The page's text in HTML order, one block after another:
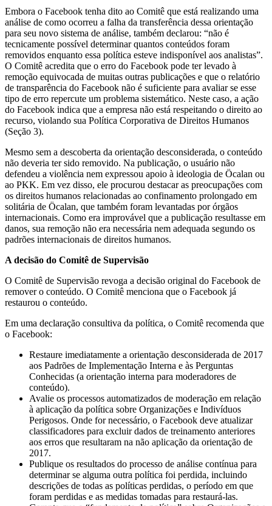
Embora o Facebook tenha dito ao Comitê que está realizando uma
análise de como ocorreu a falha da transferência dessa orientação
para seu novo sistema de análise, também declarou: “não é
tecnicamente possível determinar quantos conteúdos foram
removidos enquanto essa política esteve indisponível aos analistas”.
O Comitê acredita que o erro do Facebook pode ter levado à
remoção equivocada de muitas outras publicações e que o relatório
de transparência do Facebook não é suficiente para avaliar se esse
tipo de erro repercute um problema sistemático. Neste caso, a ação
do Facebook indica que a empresa não está respeitando o direito ao
recurso, violando sua Política Corporativa de Direitos Humanos
(Seção 3).
Mesmo sem a descoberta da orientação desconsiderada, o conteúdo
não deveria ter sido removido. Na publicação, o usuário não
defendeu a violência nem expressou apoio à ideologia de Öcalan ou
ao PKK. Em vez disso, ele procurou destacar as preocupações com
os direitos humanos relacionadas ao confinamento prolongado em
solitária de Öcalan, que também foram levantadas por órgãos
internacionais. Como era improvável que a publicação resultasse em
danos, sua remoção não era necessária nem adequada segundo os
padrões internacionais de direitos humanos.
A decisão do Comitê de Supervisão
O Comitê de Supervisão revoga a decisão original do Facebook de
remover o conteúdo. O Comitê menciona que o Facebook já
restaurou o conteúdo.
Em uma declaração consultiva da política, o Comitê recomenda que
o Facebook:
Restaure imediatamente a orientação desconsiderada de 2017
aos Padrões de Implementação Interna e às Perguntas
Conhecidas (a orientação interna para moderadores de
conteúdo).
Avalie os processos automatizados de moderação em relação
à aplicação da política sobre Organizações e Indivíduos
Perigosos. Onde for necessário, o Facebook deve atualizar
classificadores para excluir dados de treinamento anteriores
aos erros que resultaram na não aplicação da orientação de
2017.
Publique os resultados do processo de análise contínua para
determinar se alguma outra política foi perdida, incluindo
descrições de todas as políticas perdidas, o período em que
foram perdidas e as medidas tomadas para restaurá-las.